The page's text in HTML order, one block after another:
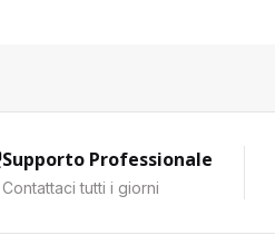
Supporto Professionale
Contattaci tutti i giorni